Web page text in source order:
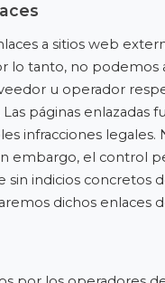
a sitios web
lo tanto, no
u operador
páginas enlazadas
infracciones
embargo, el control
sin indicios concretos
dichos enlaces